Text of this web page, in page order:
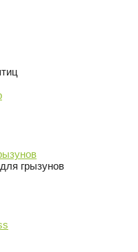
грызунов